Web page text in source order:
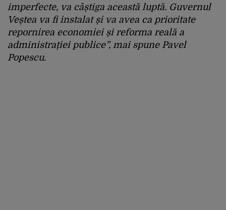
imperfecte, va câștiga această luptă. Guvernul
Veștea va fi instalat și va avea ca prioritate
repornirea economiei și reforma reală a
administrației publice”, mai spune Pavel
Popescu.